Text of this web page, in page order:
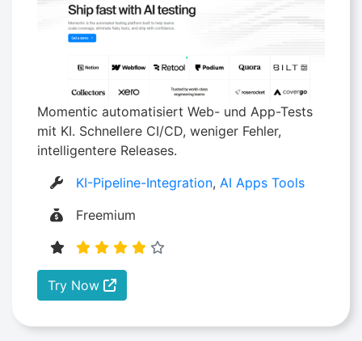
Momentic automatisiert Web- und App-Tests
mit KI. Schnellere CI/CD, weniger Fehler,
intelligentere Releases.
KI-Pipeline-Integration,AI Apps Tools
Freemium
Try Now